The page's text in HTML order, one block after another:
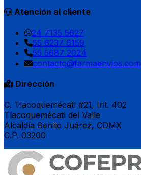
Atención al cliente
24 7135 5627
55 6237 6159
55 5687 2024
contacto@farmaenvios.com
Dirección
C. Tlacoquemécatl #21, Int. 402
Tlacoquemécatl del Valle
Alcaldía Benito Juárez, CDMX
C.P. 03200